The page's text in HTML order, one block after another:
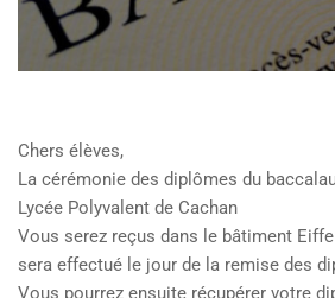
Chers élèves,
La cérémonie des diplômes du
Lycée Polyvalent de Cachan
Vous serez reçus dans le bâtiment
sera effectué le jour de la remise des
Vous pourrez ensuite récupérer votre